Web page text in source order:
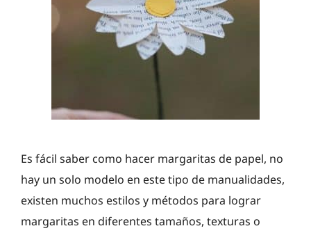
Es fácil saber como hacer margaritas de papel, no
hay un solo modelo en este tipo de manualidades,
existen muchos estilos y métodos para lograr
margaritas en diferentes tamaños, texturas o